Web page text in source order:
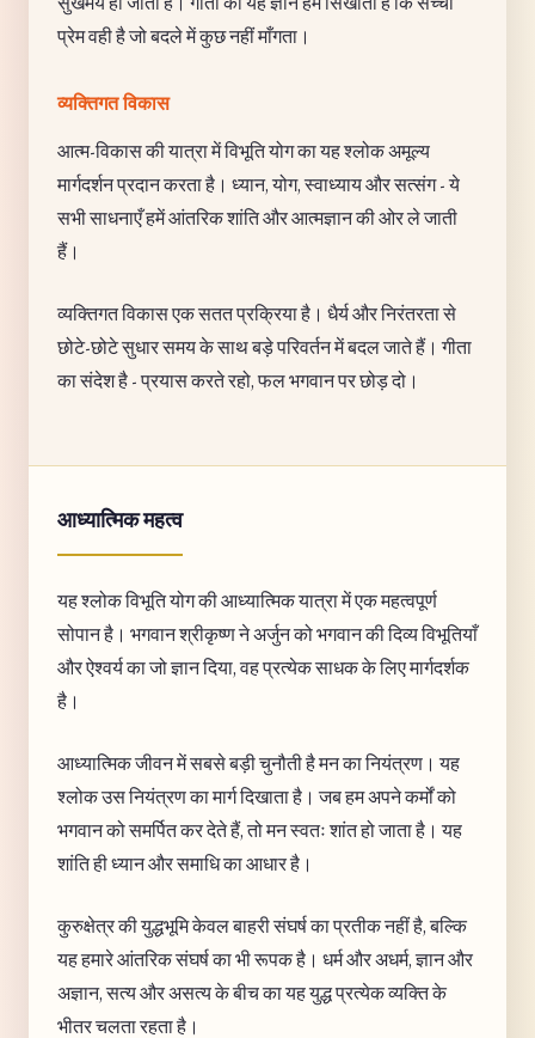
प्रेम वही है जो बदले में कुछ नहीं माँगता।
व्यक्तिगत विकास
आत्म-विकास की यात्रा में विभूति योग का यह श्लोक अमूल्य
मार्गदर्शन प्रदान करता है। ध्यान, योग, स्वाध्याय और सत्संग - ये
सभी साधनाएँ हमें आंतरिक शांति और आत्मज्ञान की ओर ले जाती
हैं।
व्यक्तिगत विकास एक सतत प्रक्रिया है। धैर्य और निरंतरता से
छोटे-छोटे सुधार समय के साथ बड़े परिवर्तन में बदल जाते हैं। गीता
का संदेश है - प्रयास करते रहो, फल भगवान पर छोड़ दो।
आध्यात्मिक महत्व
यह श्लोक विभूति योग की आध्यात्मिक यात्रा में एक महत्वपूर्ण
सोपान है। भगवान श्रीकृष्ण ने अर्जुन को भगवान की दिव्य विभूतियाँ
और ऐश्वर्य का जो ज्ञान दिया, वह प्रत्येक साधक के लिए मार्गदर्शक
है।
आध्यात्मिक जीवन में सबसे बड़ी चुनौती है मन का नियंत्रण। यह
श्लोक उस नियंत्रण का मार्ग दिखाता है। जब हम अपने कर्मों को
भगवान को समर्पित कर देते हैं, तो मन स्वतः शांत हो जाता है। यह
शांति ही ध्यान और समाधि का आधार है।
कुरुक्षेत्र की युद्धभूमि केवल बाहरी संघर्ष का प्रतीक नहीं है, बल्कि
यह हमारे आंतरिक संघर्ष का भी रूपक है। धर्म और अधर्म, ज्ञान और
अज्ञान, सत्य और असत्य के बीच का यह युद्ध प्रत्येक व्यक्ति के
भीतर चलता रहता है।